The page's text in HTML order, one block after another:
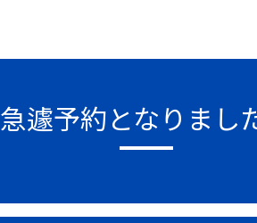
急遽予約となりまし